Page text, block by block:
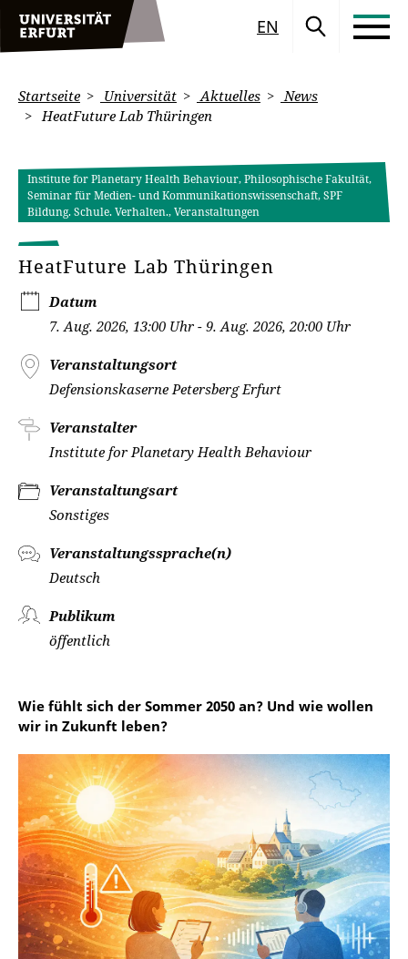
EN
Startseite Universität Aktuelles
News
HeatFuture Lab Thüringen
Institute for Planetary Health Behaviour, Philosophische Fakultät,
Seminar für Medien- und Kommunikationswissenschaft, SPF
Bildung. Schule. Verhalten., Veranstaltungen
HeatFuture Lab Thüringen
Datum
7. Aug. 2026, 13:00 Uhr - 9. Aug. 2026, 20:00 Uhr
Veranstaltungsort
Defensionskaserne Petersberg Erfurt
Veranstalter
Institute for Planetary Health Behaviour
Veranstaltungsart
Sonstiges
Veranstaltungssprache(n)
Deutsch
Publikum
öffentlich
Wie fühlt sich der Sommer 2050 an? Und wie wollen
wir in Zukunft leben?